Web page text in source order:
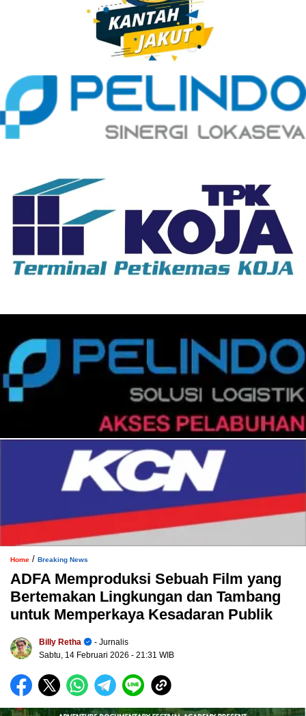
Home / Breaking News
ADFA Memproduksi Sebuah Film yang
Bertemakan Lingkungan dan Tambang
untuk Memperkaya Kesadaran Publik
Billy Retha
- Jurnalis
Sabtu, 14 Februari 2026 - 21:31 WIB